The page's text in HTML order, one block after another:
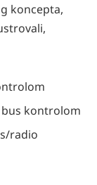
koncepta,
bus kontrolom
radio